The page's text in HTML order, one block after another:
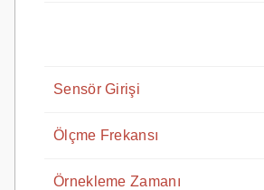
Sensör Girişi
Ölçme Frekansı
Örnekleme Zamanı